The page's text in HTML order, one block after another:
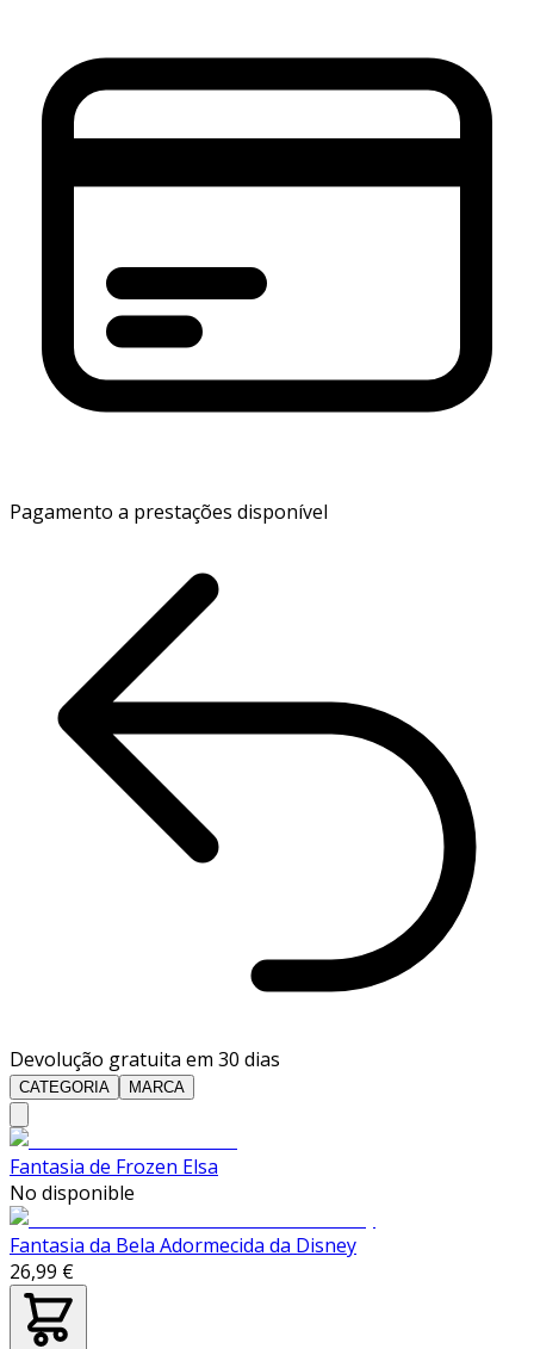
Pagamento a prestações disponível
Devolução gratuita em 30 dias
CATEGORIA MARCA
Fantasia de Frozen Elsa
No disponible
Fantasia da Bela Adormecida da Disney
26,99 €